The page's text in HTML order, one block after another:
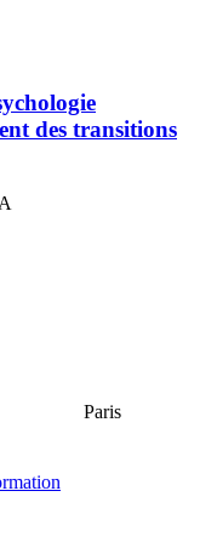
des transitions
Paris